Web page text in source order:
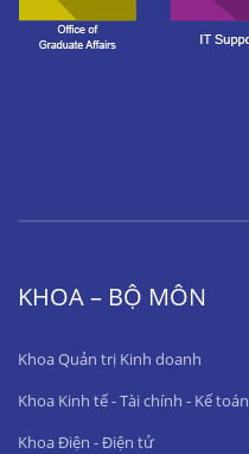
KHOA – BỘ MÔN
Khoa Quản trị Kinh doanh
Khoa Kinh tế - Tài chính - Kế toán
Khoa Điện - Điện tử